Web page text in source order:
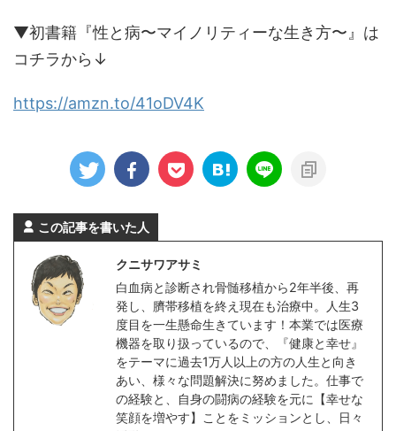
▼初書籍『性と病〜マイノリティーな生き方〜』は
コチラから↓
https://amzn.to/41oDV4K
この記事を書いた人
クニサワアサミ
白血病と診断され骨髄移植から2年半後、再
発し、臍帯移植を終え現在も治療中。人生3
度目を一生懸命生きています！本業では医療
機器を取り扱っているので、『健康と幸せ』
をテーマに過去1万人以上の方の人生と向き
あい、様々な問題解決に努めました。仕事で
の経験と、自身の闘病の経験を元に【幸せな
笑顔を増やす】ことをミッションとし、日々